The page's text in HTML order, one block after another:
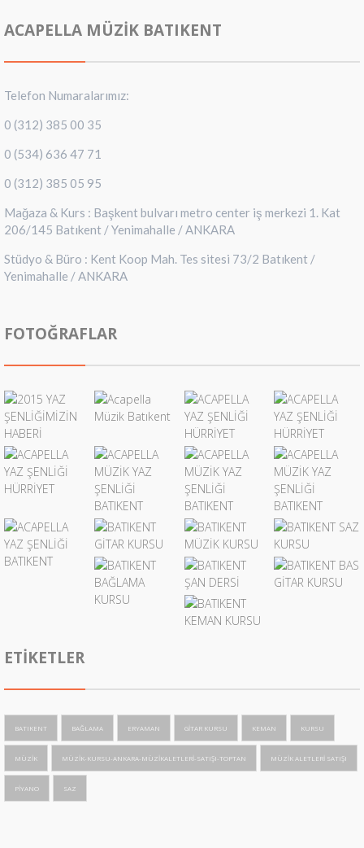
ACAPELLA MÜZIK BATIKENT
Telefon Numaralarımız:
0 (312) 385 00 35
0 (534) 636 47 71
0 (312) 385 05 95
Mağaza & Kurs : Başkent bulvarı metro center iş merkezi 1. Kat
206/145 Batıkent / Yenimahalle / ANKARA
Stüdyo & Büro : Kent Koop Mah. Tes sitesi 73/2 Batıkent /
Yenimahalle / ANKARA
FOTOĞRAFLAR
ETIKETLER
BATIKENT BAĞLAMA ERYAMAN GITAR KURSU KEMAN KURSU
MÜZIK MÜZIK-KURSU-ANKARA-MÜZIKALETLERI-SATIŞI-TOPTAN MÜZIK ALETLERI SATIŞI
PIYANO SAZ